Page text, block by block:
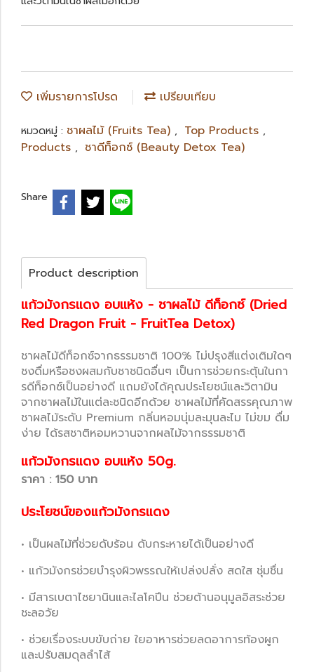
เพิ่มรายการโปรด เปรียบเทียบ
หมวดหมู่ : ชาผลไม้ (Fruits Tea) , Top Products ,
Products , ชาดีท็อกซ์ (Beauty Detox Tea)
Share
Product description
แก้วมังกรแดง อบแห้ง - ชาผลไม้ ดีท็อกซ์ (Dried
Red Dragon Fruit - FruitTea Detox)
ชาผลไม้ดีท็อกซ์จากธรรมชาติ 100% ไม่ปรุงสีแต่งเติมใดๆ
ชงดื่มหรือชงผสมกับชาชนิดอื่นๆ เป็นการช่วยกระตุ้นในกา
รดีท็อกซ์เป็นอย่างดี แถมยังได้คุณประโยชน์และวิตามิน
จากชาผลไม้ในแต่ละชนิดอีกด้วย ชาผลไม้ที่คัดสรรคุณภาพ
ชาผลไม้ระดับ Premium กลิ่นหอมนุ่มละมุนละไม ไม่ขม ดื่ม
ง่าย ได้รสชาติหอมหวานจากผลไม้จากธรรมชาติ
แก้วมังกรแดง อบแห้ง 50g.
ราคา : 150 บาท
ประโยชน์ของแก้วมังกรแดง
• เป็นผลไม้ที่ช่วยดับร้อน ดับกระหายได้เป็นอย่างดี
• แก้วมังกรช่วยบำรุงผิวพรรณให้เปล่งปลั่ง สดใส ชุ่มชื่น
• มีสารเบตาไซยานินและไลโคปีน ช่วยต้านอนุมูลอิสระช่วย
ชะลอวัย
• ช่วยเรื่องระบบขับถ่าย ใยอาหารช่วยลดอาการท้องผูก
และปรับสมดุลลำไส้